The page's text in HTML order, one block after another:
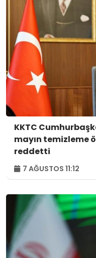
KKTC
mayın temizleme
reddetti
7 AĞUSTOS 11:12